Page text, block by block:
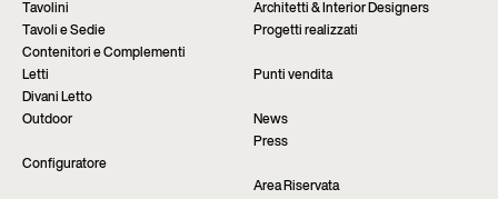
Tavolini
Architetti & Interior Designers
Tavoli e Sedie
Progetti realizzati
Contenitori e Complementi
Letti
Punti vendita
Divani Letto
Outdoor
News
Press
Configuratore
Area Riservata